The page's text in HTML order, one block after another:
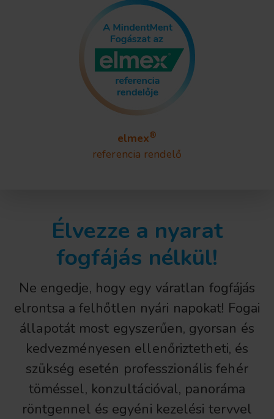
elmex®
referencia rendelő
Élvezze a nyarat
fogfájás nélkül!
Ne engedje, hogy egy váratlan fogfájás
elrontsa a felhőtlen nyári napokat! Fogai
állapotát most egyszerűen, gyorsan és
kedvezményesen ellenőriztetheti, és
szükség esetén professzionális fehér
töméssel, konzultációval, panoráma
röntgennel és egyéni kezelési tervvel